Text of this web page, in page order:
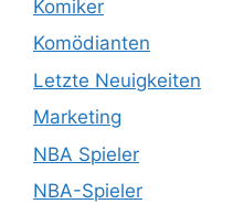
Komiker
Komödianten
Letzte Neuigkeiten
Marketing
NBA Spieler
NBA-Spieler